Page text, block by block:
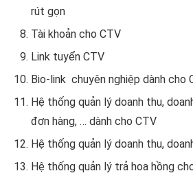
rút gọn
Tài khoản cho CTV
Link tuyển CTV
Bio-link chuyên nghiệp dành cho
Hệ thống quản lý doanh thu,
đơn hàng, … dành cho CTV
Hệ thống quản lý doanh thu,
Hệ thống quản lý trả hoa hồng